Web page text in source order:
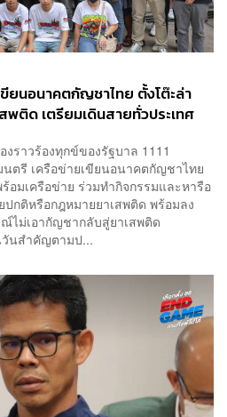
ยนอนาคตกัญชาไทย ตั้งโต๊ะล่า
ติด เตรียมเดินสายทั่วประเทศ
ราวร้องทุกข์ของรัฐบาล 1111
ตรี เครือข่ายเขียนอนาคตกัญชาไทย​
มเครือข่าย​ ร่วมทำกิจกรรมและหารือ
กติหรือกฎหมายยาเสพติด พร้อมลง
ไม่เอากัญชากลับสู่ยาเสพติด
วันสำคัญตามป...